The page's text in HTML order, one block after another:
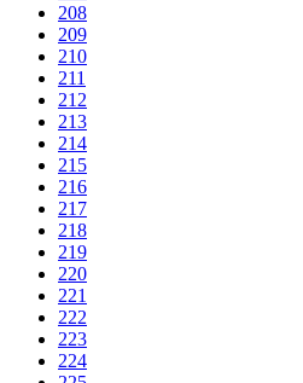
208
209
210
211
212
213
214
215
216
217
218
219
220
221
222
223
224